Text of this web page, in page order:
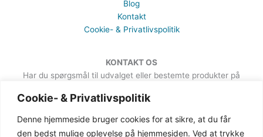
Cookie- & Privatlivspolitik
Denne hjemmeside bruger cookies for at sikre, at du får
den bedst mulige oplevelse på hjemmesiden. Ved at trykke
Blog
Kontakt
Cookie- & Privatlivspolitik
KONTAKT OS
Har du spørgsmål til udvalget eller bestemte produkter på
kan du gøre via formularen på Kontakt-siden.